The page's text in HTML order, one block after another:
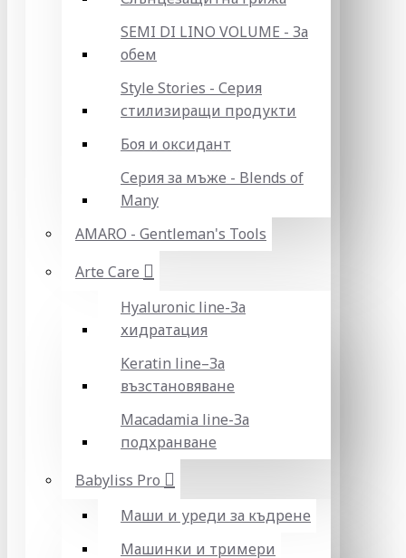
SEMI DI LINO VOLUME - За
обем
Style Stories - Серия
стилизиращи продукти
Боя и оксидант
Серия за мъже - Blends of
Many
AMARO - Gentleman's Tools
Arte Care
Hyaluronic line-За
хидратация
Keratin line–За
възстановяване
Macadamia line-За
подхранване
Babyliss Pro
Маши и уреди за къдрене
Машинки и тримери